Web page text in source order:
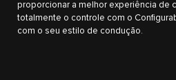
proporcionar a melhor experiência de
totalmente o controle com o
com o seu estilo de condução.